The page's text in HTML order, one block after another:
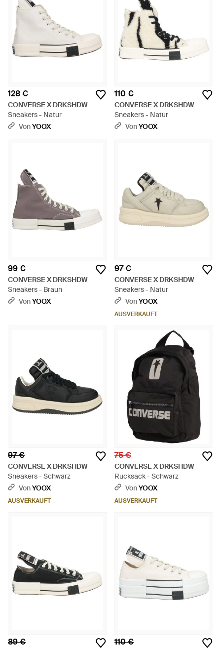
128 €
CONVERSE X DRKSHDW
Sneakers - Natur
VonYOOX
110 €
CONVERSE X DRKSHDW
Sneakers - Natur
VonYOOX
99 €
CONVERSE X DRKSHDW
Sneakers - Braun
VonYOOX
97 €
CONVERSE X DRKSHDW
Sneakers - Natur
VonYOOX
AUSVERKAUFT
97 €
CONVERSE X DRKSHDW
Sneakers - Schwarz
VonYOOX
AUSVERKAUFT
75 €
CONVERSE X DRKSHDW
Rucksack - Schwarz
VonYOOX
AUSVERKAUFT
89 € 110 €